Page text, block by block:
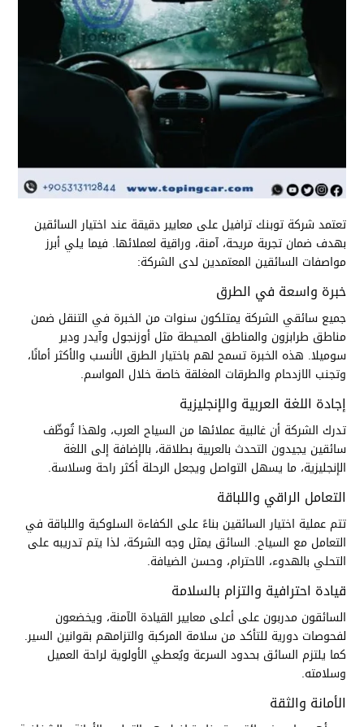
تعتمد شركة توبنك ترافيل على معايير دقيقة عند اختيار السائقين
بهدف ضمان تجربة مريحة، آمنة، وراقية لعملائها. فيما يلي أبرز
مواصفات السائقين المعتمدين لدى الشركة:
خبرة واسعة في الطرق
جميع سائقي الشركة يمتلكون سنوات من الخبرة في التنقل ضمن
مناطق طرابزون والمناطق المحيطة مثل أوزنجول وآيدر ودير
سوميلا. هذه الخبرة تسمح لهم باختيار الطرق الأنسب والأكثر أمانًا،
وتجنب الازدحام والطرقات المغلقة خاصة خلال المواسم.
إجادة اللغة العربية والإنجليزية
تدرك الشركة أن غالبية عملائها من السياح العرب، ولهذا تُوظّف
سائقين يجيدون التحدث بالعربية بطلاقة، بالإضافة إلى اللغة
الإنجليزية، ما يسهل التواصل ويجعل الرحلة أكثر راحة وسلاسة.
التعامل الراقي واللباقة
تتم عملية اختيار السائقين بناءً على الكفاءة السلوكية واللباقة في
التعامل مع السياح. السائق يمثل وجه الشركة، لذا يتم تدريبه على
التحلي بالهدوء، الاحترام، وحسن الضيافة.
قيادة احترافية والتزام بالسلامة
السائقون مدربون على أعلى معايير القيادة الآمنة، ويخضعون
لفحوصات دورية للتأكد من سلامة المركبة والتزامهم بقوانين السير.
كما يلتزم السائق بحدود السرعة ويُعطي الأولوية لراحة العميل
وسلامته.
الأمانة والثقة